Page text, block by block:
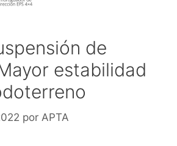
de
estabilidad
por APTA